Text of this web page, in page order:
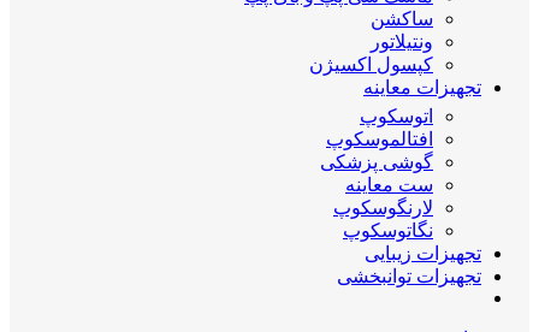
ساکشن
ونتیلاتور
کپسول اکسیژن
تجهیزات معاینه
اتوسکوپ
افتالموسکوپ
گوشی پزشکی
ست معاینه
لارنگوسکوپ
نگاتوسکوپ
تجهیزات زیبایی
تجهیزات توانبخشی